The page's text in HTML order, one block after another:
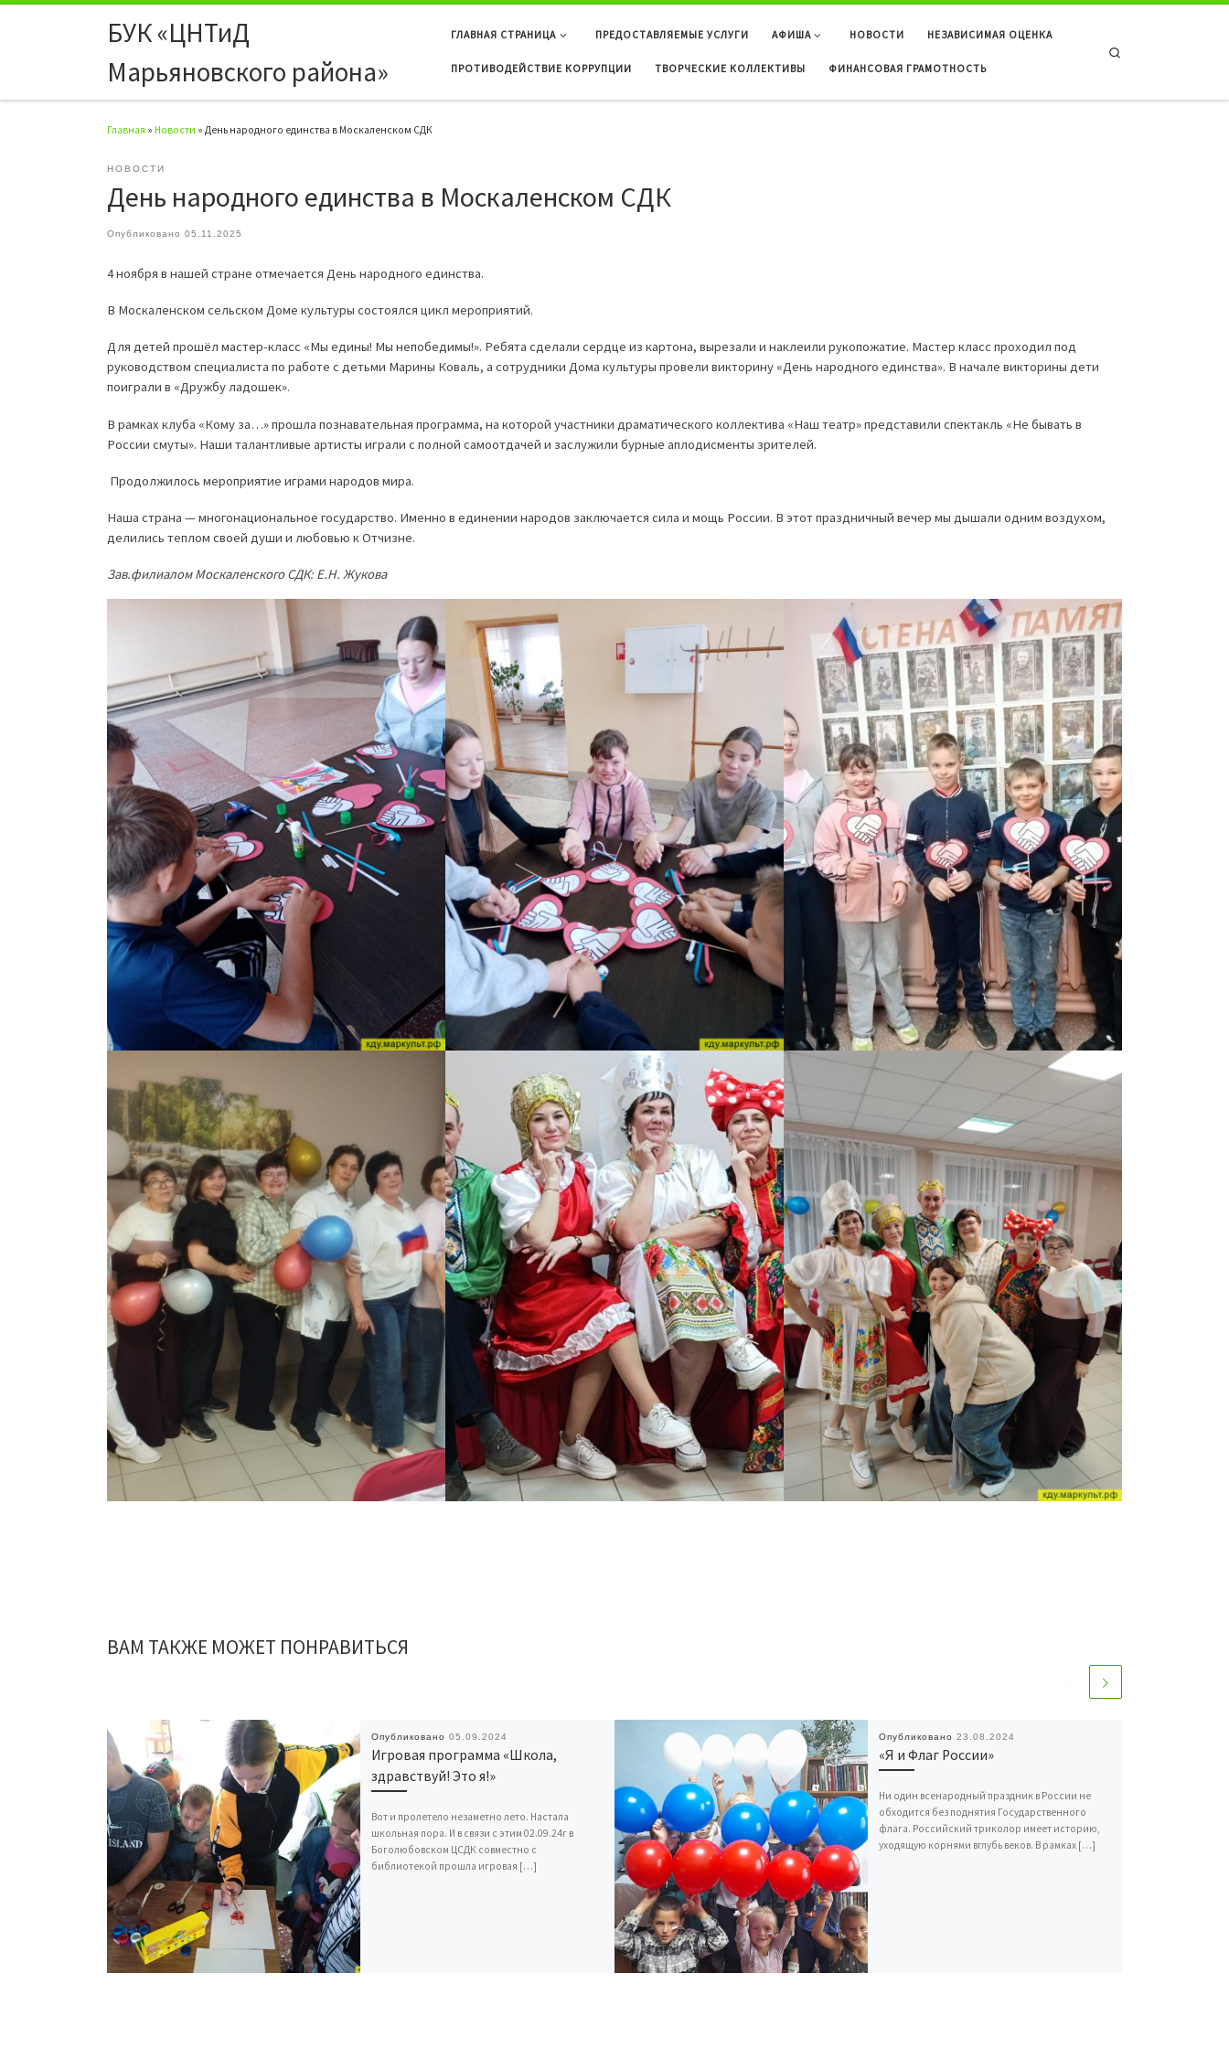
Перейти к содержимомуБУК «ЦНТиД
Марьяновского района»
ГЛАВНАЯ СТРАНИЦА ПРЕДОСТАВЛЯЕМЫЕ УСЛУГИ АФИША НОВОСТИ НЕЗАВИСИМАЯ ОЦЕНКА
ПРОТИВОДЕЙСТВИЕ КОРРУПЦИИ ТВОРЧЕСКИЕ КОЛЛЕКТИВЫ ФИНАНСОВАЯ ГРАМОТНОСТЬ
Главная » Новости » День народного единства в Москаленском СДК
НОВОСТИ
День народного единства в Москаленском СДК
Опубликовано 05.11.2025
4 ноября в нашей стране отмечается День народного единства.
В Москаленском сельском Доме культуры состоялся цикл мероприятий.
Для детей прошёл мастер-класс «Мы едины! Мы непобедимы!». Ребята сделали сердце из картона, вырезали и наклеили рукопожатие. Мастер класс проходил под
руководством специалиста по работе с детьми Марины Коваль, а сотрудники Дома культуры провели викторину «День народного единства». В начале викторины дети
поиграли в «Дружбу ладошек».
В рамках клуба «Кому за…» прошла познавательная программа, на которой участники драматического коллектива «Наш театр» представили спектакль «Не бывать в
России смуты». Наши талантливые артисты играли с полной самоотдачей и заслужили бурные аплодисменты зрителей.
Продолжилось мероприятие играми народов мира.
Наша страна — многонациональное государство. Именно в единении народов заключается сила и мощь России. В этот праздничный вечер мы дышали одним воздухом,
делились теплом своей души и любовью к Отчизне.
Зав.филиалом Москаленского СДК: Е.Н. Жукова
ВАМ ТАКЖЕ МОЖЕТ ПОНРАВИТЬСЯ
Опубликовано 05.09.2024
Игровая программа «Школа,
здравствуй! Это я!»
Вот и пролетело незаметно лето. Настала
школьная пора. И в связи с этим 02.09.24г в
Боголюбовском ЦСДК совместно с
библиотекой прошла игровая […]
Опубликовано 23.08.2024
«Я и Флаг России»
Ни один всенародный праздник в России не
обходится без поднятия Государственного
флага. Российский триколор имеет историю,
уходящую корнями вглубь веков. В рамках […]